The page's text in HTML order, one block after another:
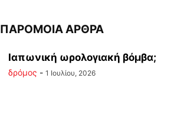
ΠΑΡΟΜΟΙΑ ΑΡΘΡΑ
Ιαπωνική ωρολογιακή βόμβα;
δρόμος - 1 Ιουλίου, 2026